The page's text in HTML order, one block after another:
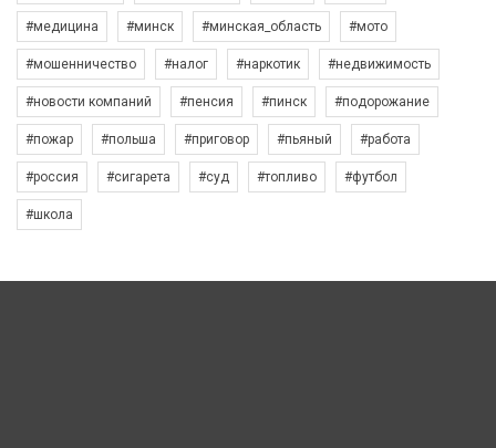
#медицина #минск #минская_область #мото
#мошенничество #налог #наркотик #недвижимость
#новости компаний #пенсия #пинск #подорожание
#пожар #польша #приговор #пьяный #работа
#россия #сигарета #суд #топливо #футбол
#школа